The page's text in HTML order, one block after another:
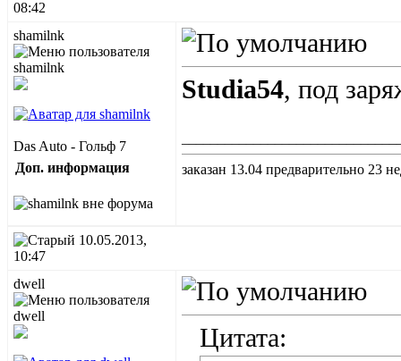
08:42
shamilnk
Das Auto - Гольф 7
Доп. информация
Studia54, под
заказан 13.04 предварительно 23
10.05.2013,
10:47
dwell
Цитата: